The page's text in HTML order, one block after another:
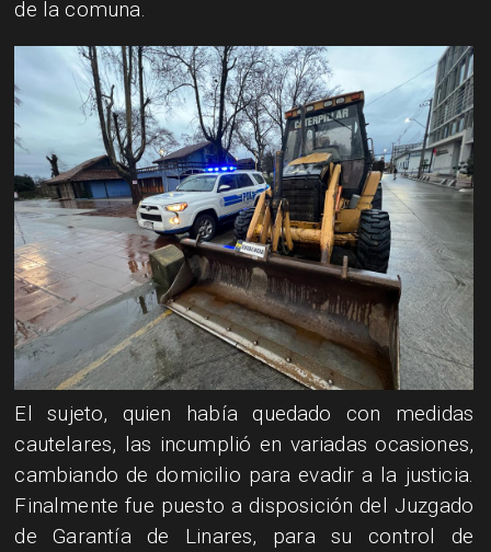
de la comuna.
El sujeto, quien había quedado con medidas
cautelares, las incumplió en variadas ocasiones,
cambiando de domicilio para evadir a la justicia.
Finalmente fue puesto a disposición del Juzgado
de Garantía de Linares, para su control de